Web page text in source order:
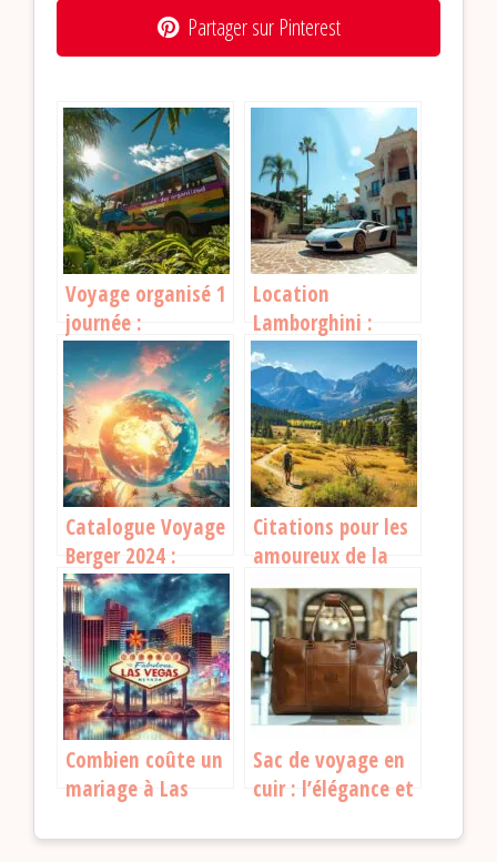
Partager sur Pinterest
Voyage organisé 1
journée :
découvrez les
meilleures
escapades
Location
Lamborghini :
Découvrez les
options de luxe
pour vos
escapades
Catalogue Voyage
Berger 2024 :
Découvrez les
Meilleures Offres
pour vos Vacances
Citations pour les
amoureux de la
randonnée :
Inspiration et
humour pour vos
escapades
Combien coûte un
mariage à Las
réponses ici !
Sac de voyage en
cuir : l’élégance et
vos escapades